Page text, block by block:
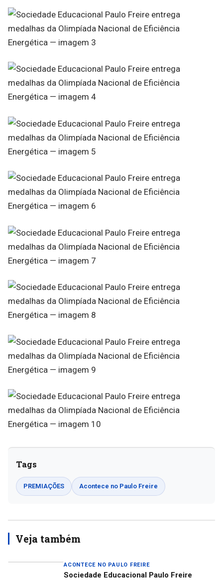
Tags
PREMIAÇÕES Acontece no Paulo Freire
Veja também
ACONTECE NO PAULO FREIRE
Sociedade Educacional Paulo Freire